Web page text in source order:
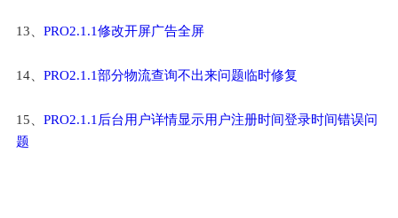
13、 PRO2.1.1修改开屏广告全屏
14、 PRO2.1.1部分物流查询不出来问题临时修复
15、 PRO2.1.1后台用户详情显示用户注册时间登录时间错误问
题